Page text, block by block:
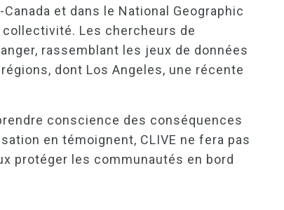
et dans le National Geographic
collectivité. Les chercheurs de
rassemblant les jeux de données
dont Los Angeles, une récente
conscience des conséquences
en témoignent, CLIVE ne fera pas
protéger les communautés en bord